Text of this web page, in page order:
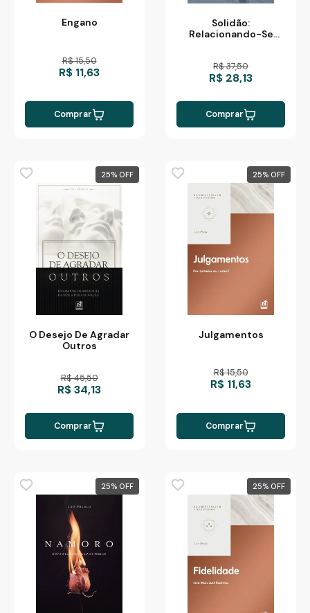
Engano
R$ 15,50
R$ 11,63
Comprar
Solidão:
Relacionando-Se
R$ 37,50
R$ 28,13
Comprar
25%
O Desejo De Agradar
Outros
R$ 45,50
R$ 34,13
Comprar
25%
Julgamentos
R$ 15,50
R$ 11,63
Comprar
25% 25%